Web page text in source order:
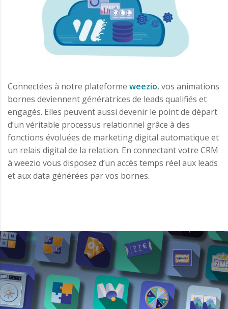
Connectées à notre plateforme weezio, vos animations
bornes deviennent génératrices de leads qualifiés et
engagés. Elles peuvent aussi devenir le point de départ
d’un véritable processus relationnel grâce à des
fonctions évoluées de marketing digital automatique et
un relais digital de la relation. En connectant votre CRM
à weezio vous disposez d’un accès temps réel aux leads
et aux data générées par vos bornes.